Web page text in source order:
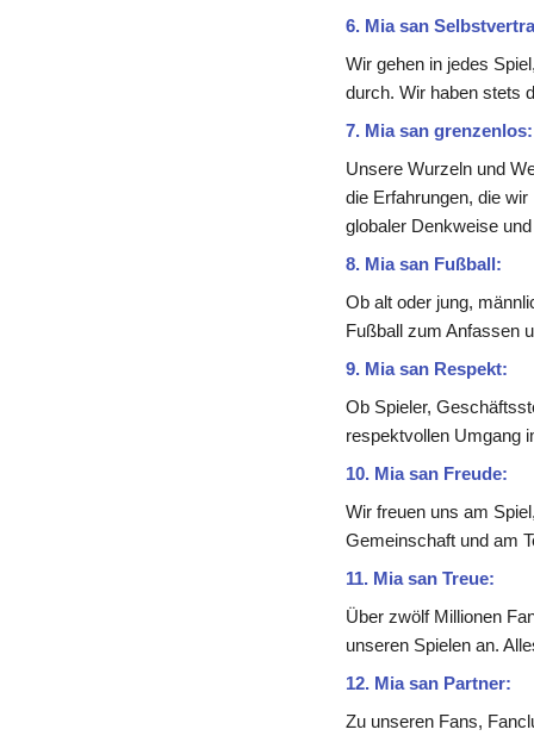
6. Mia san
Wir gehen in jedes
durch. Wir haben stets
7. Mia san grenzenlos:
Unsere Wurzeln und
die Erfahrungen, die
globaler Denkweise
8. Mia san Fußball:
Ob alt oder jung,
Fußball zum Anfassen
9. Mia san Respekt:
Ob Spieler,
respektvollen Umgang
10. Mia san Freude:
Wir freuen uns am
Gemeinschaft und am
11. Mia san Treue:
Über zwölf Millionen
unseren Spielen an.
12. Mia san Partner:
Zu unseren Fans,